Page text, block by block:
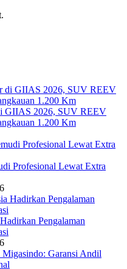
GIIAS 2026, SUV REEV
1.200 Km
Profesional Lewat Extra
Pengalaman